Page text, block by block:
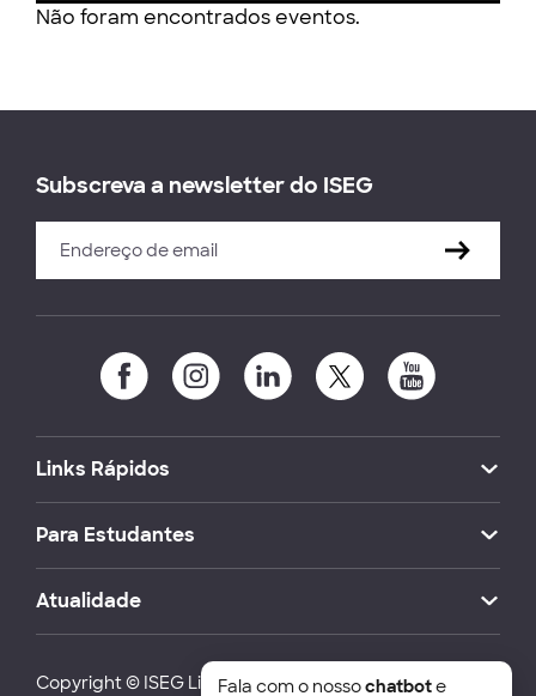
Não foram encontrados eventos.
Subscreva a newsletter do ISEG
Links Rápidos
Para Estudantes
Atualidade
Copyright © ISEG Lisbon School of Economics and
Fala com o nossochatbote